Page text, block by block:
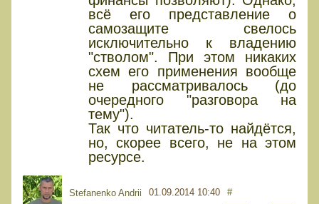
всё его представление о
самозащите свелось
исключительно к владению
"стволом". При этом никаких
схем его применения вообще
не рассматривалось (до
очередного "разговора на
тему").
Так что читатель-то найдётся,
но, скорее всего, не на этом
ресурсе.
Stefanenko Andrii 01.09.2014 10:40 #